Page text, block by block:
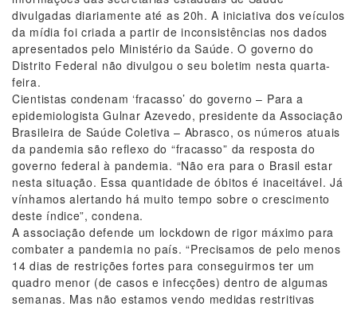
divulgadas diariamente até as 20h. A iniciativa dos veículos
da mídia foi criada a partir de inconsistências nos dados
apresentados pelo Ministério da Saúde. O governo do
Distrito Federal não divulgou o seu boletim nesta quarta-
feira.
Cientistas condenam ‘fracasso’ do governo – Para a
epidemiologista Gulnar Azevedo, presidente da Associação
Brasileira de Saúde Coletiva – Abrasco, os números atuais
da pandemia são reflexo do “fracasso” da resposta do
governo federal à pandemia. “Não era para o Brasil estar
nesta situação. Essa quantidade de óbitos é inaceitável. Já
vínhamos alertando há muito tempo sobre o crescimento
deste índice”, condena.
A associação defende um lockdown de rigor máximo para
combater a pandemia no país. “Precisamos de pelo menos
14 dias de restrições fortes para conseguirmos ter um
quadro menor (de casos e infecções) dentro de algumas
semanas. Mas não estamos vendo medidas restritivas